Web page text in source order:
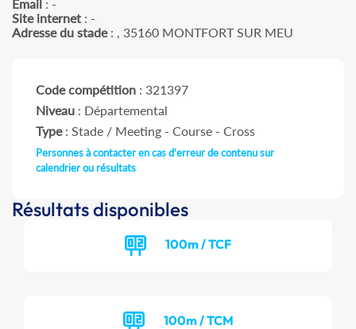
Email : -
Site internet : -
Adresse du stade: , 35160 MONTFORT SUR MEU
Code compétition : 321397
Niveau : Départemental
Type: Stade / Meeting - Course - Cross
Personnes à contacter en cas d'erreur de contenu sur
calendrier ou résultats
Résultats disponibles
100m / TCF
100m / TCM